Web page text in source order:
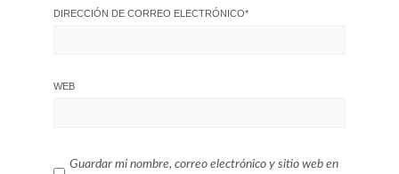
DIRECCIÓN DE CORREO ELECTRÓNICO*
WEB
Guardar mi nombre, correo electrónico y sitio web en